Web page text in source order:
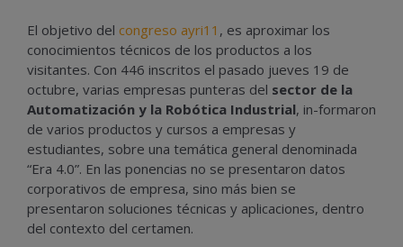
El objetivo del congreso ayri11 , es aproximar los
conocimientos técnicos de los productos a los
visitantes. Con 446 inscritos el pasado jueves 19 de
octubre, varias empresas punteras del sector de la
Automatización y la Robótica Industrial, in-formaron
de varios productos y cursos a empresas y
estudiantes, sobre una temática general denominada
“Era 4.0”. En las ponencias no se presentaron datos
corporativos de empresa, sino más bien se
presentaron soluciones técnicas y aplicaciones, dentro
del contexto del certamen.